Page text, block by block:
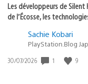
Les développeurs de
de l’Écosse, les
Sachie Kobari
PlayStation.Blog
Date
30/07/2026 1 9